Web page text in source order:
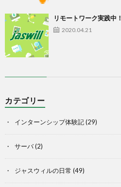
リモートワーク実践中！
2020.04.21
カテゴリー
インターンシップ体験記(29)
サーバ(2)
ジャスウィルの日常 (49)